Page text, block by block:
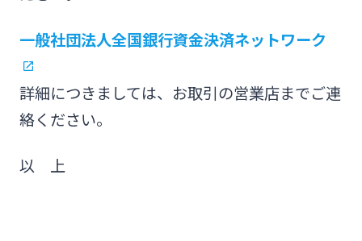
English
一般社団法人全国銀行資金決済ネットワーク
詳細につきましては、お取引の営業店までご連
絡ください。
以 上